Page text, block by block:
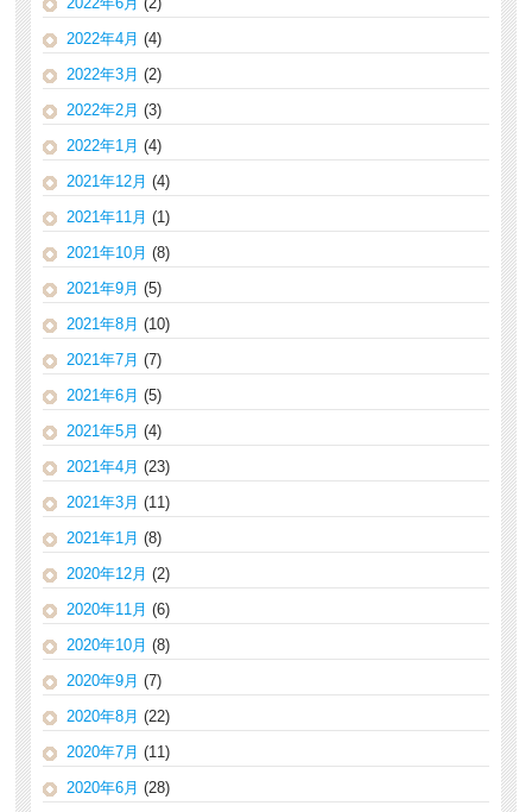
2022年4月 (4)
2022年3月 (2)
2022年2月 (3)
2022年1月 (4)
2021年12月 (4)
2021年11月 (1)
2021年10月 (8)
2021年9月 (5)
2021年8月 (10)
2021年7月 (7)
2021年6月 (5)
2021年5月 (4)
2021年4月 (23)
2021年3月 (11)
2021年1月 (8)
2020年12月 (2)
2020年11月 (6)
2020年10月 (8)
2020年9月 (7)
2020年8月 (22)
2020年7月 (11)
2020年6月 (28)